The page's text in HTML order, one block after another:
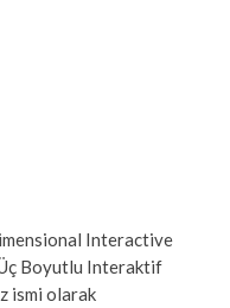
Interactive
Boyutlu Interaktif
ismi olarak